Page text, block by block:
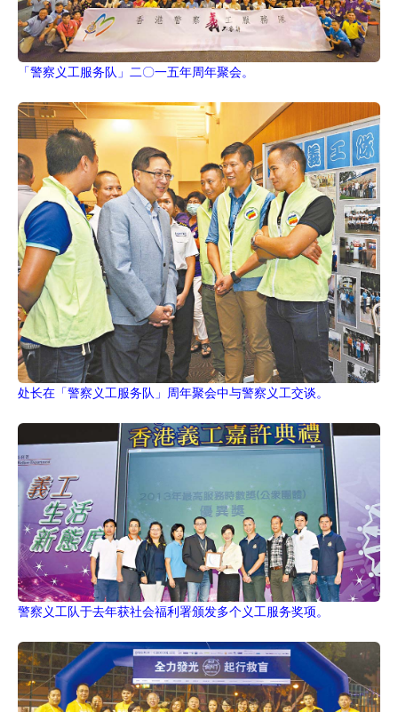
「警察义工服务队」二〇一五年周年聚会。
处长在「警察义工服务队」周年聚会中与警察义工交谈。
警察义工队于去年获社会福利署颁发多个义工服务奖项。